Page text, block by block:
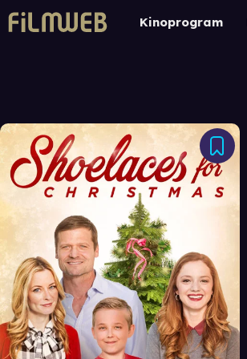
Kinoprogram